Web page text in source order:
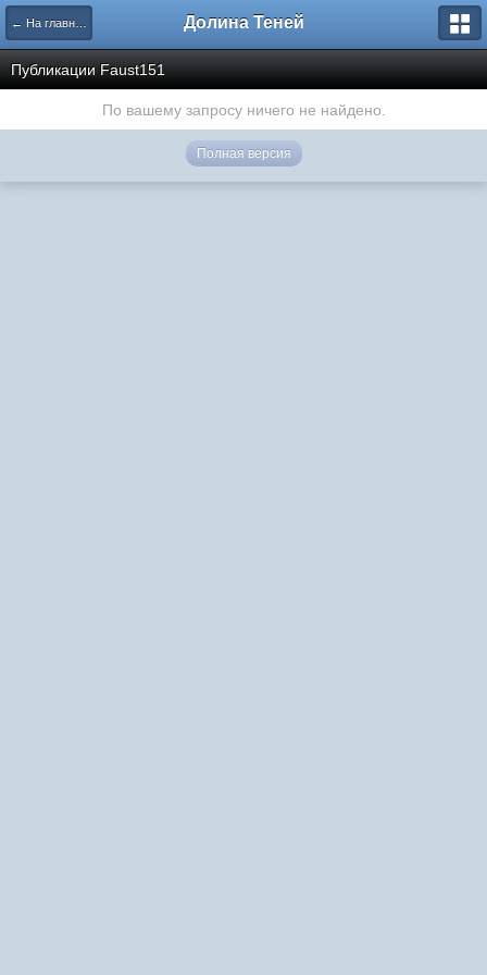
← На главную Долина Теней
Публикации Faust151
По вашему запросу ничего не найдено.
Полная версия